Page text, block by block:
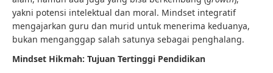
yakni potensi intelektual dan moral. Mindset integratif
mengajarkan guru dan murid untuk menerima keduanya,
bukan menganggap salah satunya sebagai penghalang.
Mindset Hikmah: Tujuan Tertinggi Pendidikan